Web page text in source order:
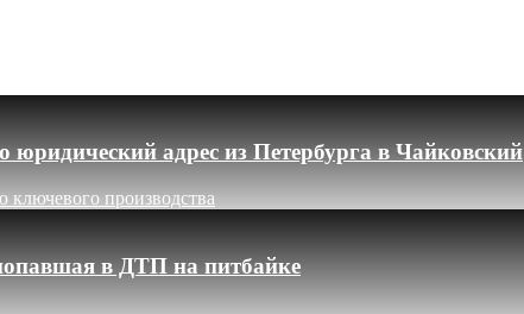
адрес из Петербурга в Чайковский
ключевого производства
в ДТП на питбайке